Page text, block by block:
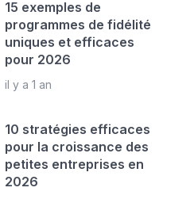
15 exemples de
programmes de fidélité
uniques et efficaces
pour 2026
il y a 1 an
10 stratégies efficaces
pour la croissance des
petites entreprises en
2026